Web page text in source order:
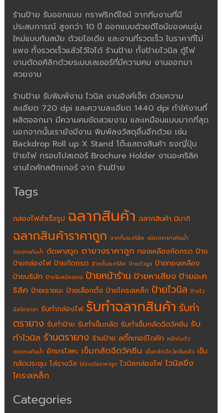
ร้านป้าย รับออกแบบ กราฟริกดีไซน์ จากทีมงานที่มี
ประสบการณ์ สูงกว่า 10 ปี ออกแบบด้วยดีไซน์ของคนรุ่น
ใหม่แบบทันสมัย ด้วยไอเดีย และงานที่รวดเร็ว ในราคาที่ไม่
แพง ทั้งรวดเร็วแล้วไว้ใจได้ ร้านป้าย ทั้งป้ายไวนิล ตู้ไฟ
งานตัดอคิลิกด้วยระบบเลเซอร์ที่มีความคม งานออกมา
สวยงาม
ร้านป้าย รับพิมพ์งาน ไวนิล งานอิงค์เจ็ท ด้วยความ
ละเอียด 720 dpi และความละเอียด 1440 dpi ทำให้งานที่
ผลิตออกมา มีความคมชัดสวยงาม และเหมือนแบบมากที่สุด
นอกจากนั้นเรายังมีงาน พิมพ์ลงวัสดุอื่นอีกด้วย เช่น
Backdrop Roll up X Stand โต๊ะแสดงสินค้า ธงญี่ปุ่น
ป้ายไฟ กรอบโปสเตอร์ Brochure Holder งานอะคริลิค
งานไดคัทสติกเกอร์ จาก ร้านป้าย
Tags
กล่องไฟสำเร็จรูป ฉลากสินค้า ฉลากสินค้า มิมากิ
ฉลากสินค้าราคาถูก ฉากกั้นอะคริลิค ชนิดตรายางกันน้ำ
ตรายางกันน้ำ ตัดพาสวูด ตายางราคาถูก ทองเหลืองกัดกรด ป้าย
ป้ายกล่องไฟ ป้ายกัดกรด ป้ายกั้นอะคริลิค ป้ายตัวนูน ป้ายทองเหลือง
ป้ายบริษัท ป้ายรับสมัครงาน ป้ายหน้าร้าน ป้ายหาเสียง ป้ายอะค
ริลิค ป้ายเราชนะ ป้ายเลือกตั้ง ป้ายโครงเหล็ก ป้ายไวนิล ป้ายไว
นิลจิตอาสา รับทำกล่องไฟ รับทำฉลากสินค้า รับทำ
ตรายาง รับทำป้าย รับทำเข็มกลัด รับทำเข็มกลัดฉีดวัคซีน รับ
ทำไวนิล ร้านตรายาง ร้านป้าย สติ๊กเกอร์ไดคัท หมึกในตัว
ตรายางกันน้ำ อักษรโลหะ เข็มกลัดฉีดวัคซีน เข็มกลัดฉีดวัคซีนแล้ว เข็ม
กลัดประชุม โล่รางวัล โล่รางวัลราคาถูก ไวนิลกล่องไฟ ไวนิลขึง
โครงเหล็ก
Categories